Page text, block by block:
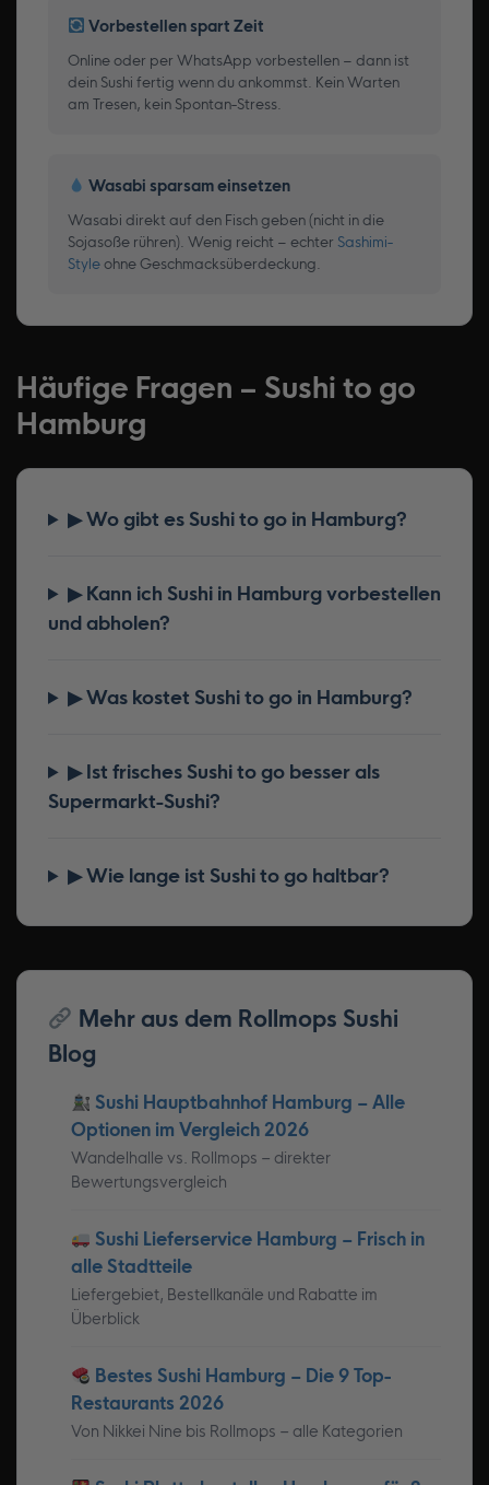
Vorbestellen spart Zeit
Online oder per WhatsApp vorbestellen – dann ist
dein Sushi fertig wenn du ankommst. Kein Warten
am Tresen, kein Spontan-Stress.
Wasabi sparsam einsetzen
Wasabi direkt auf den Fisch geben (nicht in die
Sojasoße rühren). Wenig reicht – echter Sashimi-
Styleohne Geschmacksüberdeckung.
Häufige Fragen – Sushi to go
Hamburg
▶ Wo gibt es Sushi to go in Hamburg?
▶ Kann ich Sushi in Hamburg vorbestellen
und abholen?
▶ Was kostet Sushi to go in Hamburg?
▶ Ist frisches Sushi to go besser als
Supermarkt-Sushi?
▶ Wie lange ist Sushi to go haltbar?
Mehr aus dem Rollmops Sushi
Blog
Sushi Hauptbahnhof Hamburg – Alle
Optionen im Vergleich 2026
Wandelhalle vs. Rollmops – direkter
Bewertungsvergleich
Sushi Lieferservice Hamburg – Frisch in
alle Stadtteile
Liefergebiet, Bestellkanäle und Rabatte im
Überblick
Bestes Sushi Hamburg – Die 9 Top-
Restaurants 2026
Von Nikkei Nine bis Rollmops – alle Kategorien